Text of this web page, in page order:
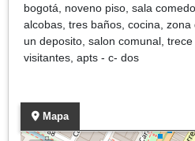
bogotá, noveno piso, sala
alcobas, tres baños, cocina, zona
un deposito, salon comunal,
visitantes, apts - c- dos
Mapa